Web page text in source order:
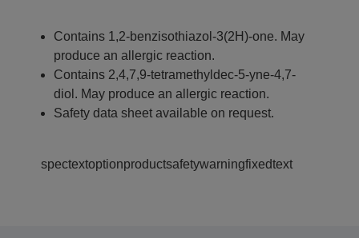
Contains 1,2-benzisothiazol-3(2H)-one. May
produce an allergic reaction.
Contains 2,4,7,9-tetramethyldec-5-yne-4,7-
diol. May produce an allergic reaction.
Safety data sheet available on request.
spectextoptionproductsafetywarningfixedtext